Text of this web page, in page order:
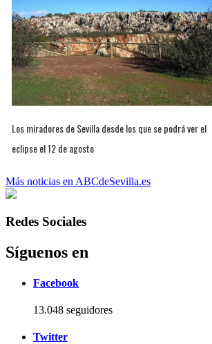
Los miradores de Sevilla desde los que se podrá ver el
eclipse el 12 de agosto
Más noticias en ABCdeSevilla.es
Redes Sociales
Síguenos en
Facebook
13.048 seguidores
Twitter